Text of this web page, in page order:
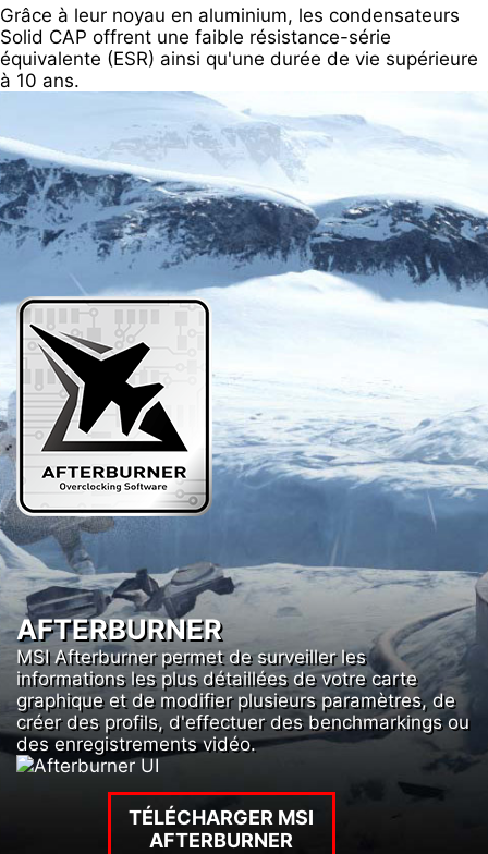
Grâce à leur noyau en aluminium, les condensateurs
Solid CAP offrent une faible résistance-série
équivalente (ESR) ainsi qu'une durée de vie supérieure
à 10 ans.
AFTERBURNER
MSI Afterburner permet de surveiller les
informations les plus détaillées de votre carte
graphique et de modifier plusieurs paramètres, de
créer des profils, d'effectuer des benchmarkings ou
des enregistrements vidéo.
TÉLÉCHARGER MSI
AFTERBURNER